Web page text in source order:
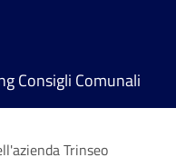
Consigli Comunali
Trinseo